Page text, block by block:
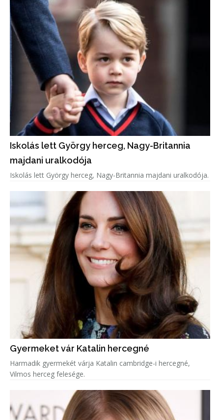
Iskolás lett György herceg, Nagy-Britannia
majdani uralkodója
Iskolás lett György herceg, Nagy-Britannia majdani uralkodója.
Gyermeket vár Katalin hercegné
Harmadik gyermekét várja Katalin cambridge-i hercegné,
Vilmos herceg felesége.